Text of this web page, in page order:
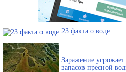
23 факта о воде
Заражение
запасов пресной